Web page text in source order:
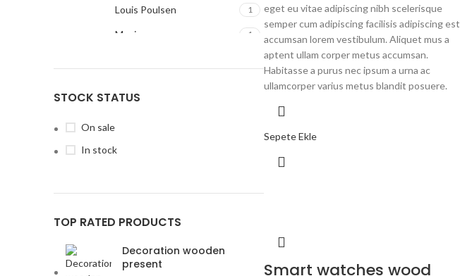
Louis Poulsen 1
Magisso 1
STOCK STATUS
On sale
In stock
TOP RATED PRODUCTS
Decoration wooden
present
eget eu vitae adipiscing nibh scelerisque
semper cum adipiscing facilisis adipiscing est
accumsan lorem vestibulum. Aliquet mus a
aptent ullam corper metus accumsan.
Habitasse a purus nec ipsum a urna ac
ullamcorper varius metus blandit posuere.
Sepete Ekle
Smart watches wood